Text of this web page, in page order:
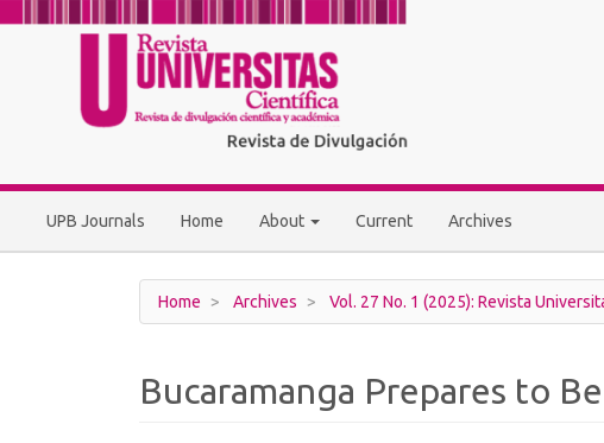
Navigation
Sidebar
UPB Journals Home About Current Archives
Home Archives Vol. 27 No. 1 (2025): Revista
Bucaramanga Prepares to